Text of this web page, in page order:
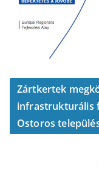
Zártkertek
infrastrukturális
Ostoros